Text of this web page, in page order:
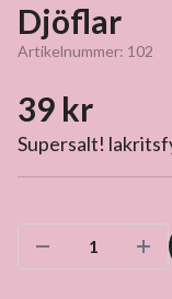
Djöflar
Artikelnummer: 102
39 kr
Supersalt!